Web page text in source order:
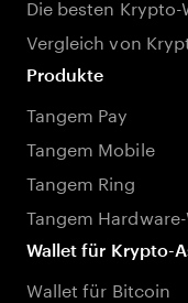
Die besten Krypto-
Vergleich von
Produkte
Tangem Pay
Tangem Mobile
Tangem Ring
Tangem
Wallet für Krypto-
Wallet für Bitcoin